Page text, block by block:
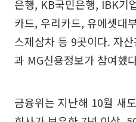
은행, KB국민은행, IBK기
카드, 우리카드, 유에셋대
스제삼차 등 9곳이다. 자
과 MG신용정보가 참여했
금융위는 지난해 10월 새